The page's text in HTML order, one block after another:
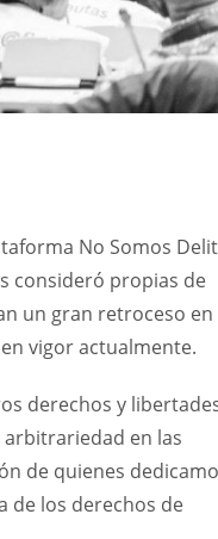
No Somos
consideró propias de
un gran retroceso en
vigor actualmente.
derechos y
en las
de quienes
de los derechos de